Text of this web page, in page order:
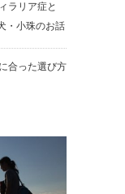
ラリア症と
・小珠のお話
合った選び方